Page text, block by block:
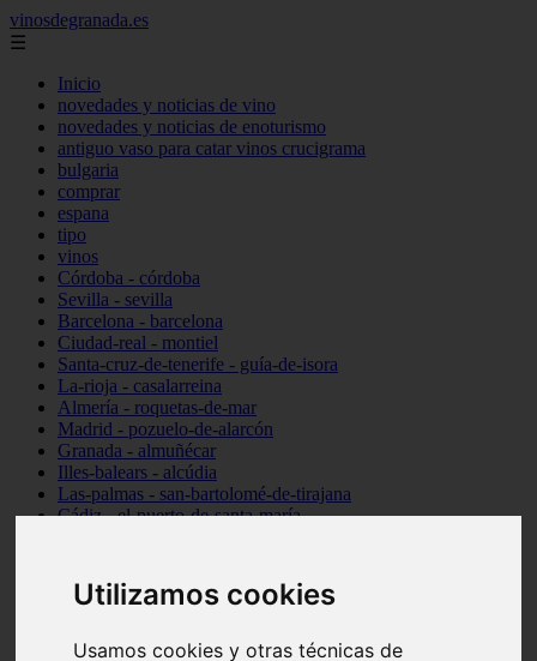
Utilizamos cookies
Usamos cookies y otras técnicas de
vinosdegranada.es
☰
Inicio
novedades y noticias de vino
novedades y noticias de enoturismo
antiguo vaso para catar vinos crucigrama
bulgaria
comprar
espana
tipo
vinos
Córdoba - córdoba
Sevilla - sevilla
Barcelona - barcelona
Ciudad-real - montiel
Santa-cruz-de-tenerife - guía-de-isora
La-rioja - casalarreina
Almería - roquetas-de-mar
Madrid - pozuelo-de-alarcón
Granada - almuñécar
Illes-balears - alcúdia
Las-palmas - san-bartolomé-de-tirajana
Cádiz - el-puerto-de-santa-maría
Santa-cruz-de-tenerife - los-llanos-de-aridane
Cantabria - suances
Granada - monachil